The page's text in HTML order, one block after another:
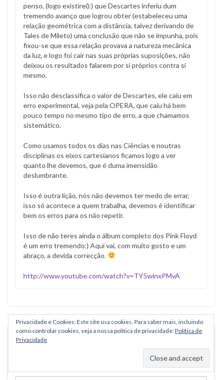
penso, (logo existirei):) que Descartes inferiu dum
tremendo avanço que logrou obter (estabeleceu uma
relação geométrica com a distância, talvez derivando de
Tales de Mileto) uma conclusão que não se impunha, pois
fixou-se que essa relação provava a natureza mecânica
da luz, e logo foi cair nas suas próprias suposições, não
deixou os resultados falarem por si próprios contra si
mesmo.
Isso não desclassifica o valor de Descartes, ele caiu em
erro experimental, veja pela OPERA, que caiu há bem
pouco tempo no mesmo tipo de erro, a que chamamos
sistemático.
Como usamos todos os dias nas Ciências e noutras
disciplinas os eixos cartesianos ficamos logo a ver
quanto lhe devemos, que é duma imensidão
deslumbrante.
Isso é outra lição, nós não devemos ter medo de errar,
isso só acontece a quem trabalha, devemos é identificar
bem os erros para os não repetir.
Isso de não teres ainda o álbum completo dos Pink Floyd
é um erro tremendo:) Aqui vai, com muito gosto e um
abraço, a devida correcção.
http://www.youtube.com/watch?v=TY5winxPMvA
Privacidade e Cookies: Este site usa cookies. Para saber mais, incluindo
como controlar cookies, veja a nossa política de privacidade:Política de
Privacidade